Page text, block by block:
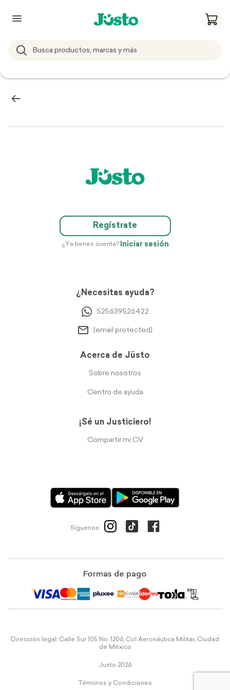
Regístrate
¿Ya tienes cuenta? Iniciar sesión
¿Necesitas ayuda?
525639526422
[email protected]
Acerca de Jüsto
Sobre nosotros
Centro de ayuda
¡Sé un Justiciero!
Compartir mi CV
Síguenos:
Formas de pago
Dirección legal: Calle Sur 105 No. 1206, Col Aeronáutica Militar, Ciudad
de México
Justo 2026
Términos y Condiciones